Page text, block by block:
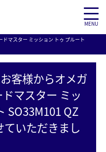
MENU
マスター ミッション トゥ プルート
客様からオメガ
マスター ミッ
SO33M101 QZ
ていただきまし